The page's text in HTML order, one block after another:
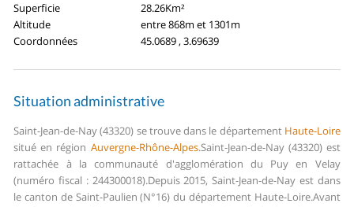
Superficie
28.26Km²
Altitude
entre 868m et 1301m
Coordonnées
45.0689 , 3.69639
Situation administrative
Saint-Jean-de-Nay (43320) se trouve dans le département Haute-Loire
situé en région Auvergne-Rhône-Alpes.Saint-Jean-de-Nay (43320) est
rattachée à la communauté d'agglomération du Puy en Velay
(numéro fiscal : 244300018).Depuis 2015, Saint-Jean-de-Nay est dans
le canton de Saint-Paulien (N°16) du département Haute-Loire.Avant